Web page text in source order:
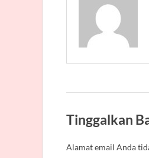
Tinggalkan
Alamat email Anda